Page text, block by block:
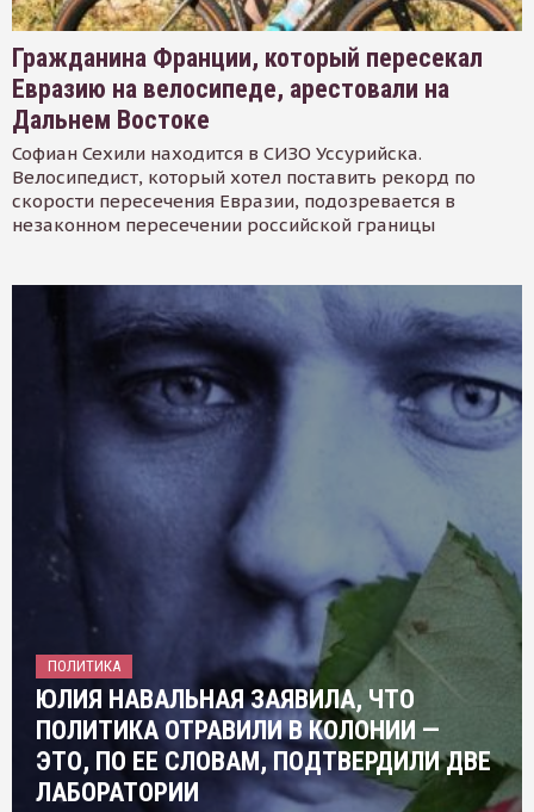
Гражданина Франции, который пересекал
Евразию на велосипеде, арестовали на
Дальнем Востоке
Софиан Сехили находится в СИЗО Уссурийска.
Велосипедист, который хотел поставить рекорд по
скорости пересечения Евразии, подозревается в
незаконном пересечении российской границы
ПОЛИТИКА
ЮЛИЯ НАВАЛЬНАЯ ЗАЯВИЛА, ЧТО
ПОЛИТИКА ОТРАВИЛИ В КОЛОНИИ —
ЭТО, ПО ЕЕ СЛОВАМ, ПОДТВЕРДИЛИ ДВЕ
ЛАБОРАТОРИИ